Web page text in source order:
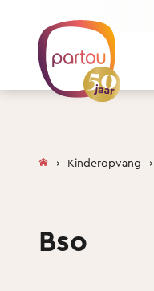
Kinderopvang
Bso